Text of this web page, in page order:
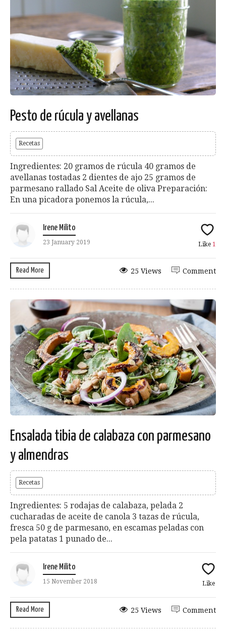
Pesto de rúcula y avellanas
Recetas
Ingredientes: 20 gramos de rúcula 40 gramos de
avellanas tostadas 2 dientes de ajo 25 gramos de
parmesano rallado Sal Aceite de oliva Preparación:
En una picadora ponemos la rúcula,...
Irene Milito
23 January 2019 Like 1
Read More Comment
25 Views
Ensalada tibia de calabaza con parmesano
y almendras
Recetas
Ingredientes: 5 rodajas de calabaza, pelada 2
cucharadas de aceite de canola 3 tazas de rúcula,
fresca 50 g de parmesano, en escamas peladas con
pela patatas 1 punado de...
Irene Milito
15 November 2018 Like
Read More Comment
25 Views